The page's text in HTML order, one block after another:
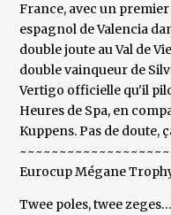
France, avec un
espagnol de Valencia
double joute au Val de
double vainqueur de
Vertigo officielle qu'il
Heures de Spa, en
Kuppens. Pas de doute,
Eurocup Mégane
Twee poles, twee